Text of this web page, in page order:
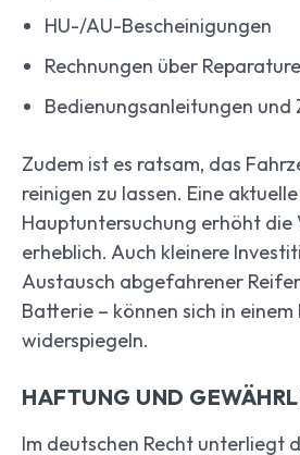
HU-/AU-Bescheinigungen
Rechnungen über
Bedienungsanleitungen und
Zudem ist es ratsam, das
reinigen zu lassen. Eine aktuelle
Hauptuntersuchung erhöht die
erheblich. Auch kleinere
Austausch abgefahrener
Batterie – können sich in einem
widerspiegeln.
HAFTUNG UND
Im deutschen Recht unterliegt